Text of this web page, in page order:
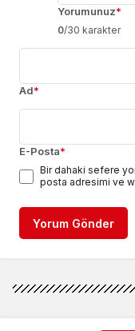
Yorumunuz*
0/30 karakter
Ad*
E-Posta*
Bir dahaki sefere
posta adresimi ve
Yorum Gönder